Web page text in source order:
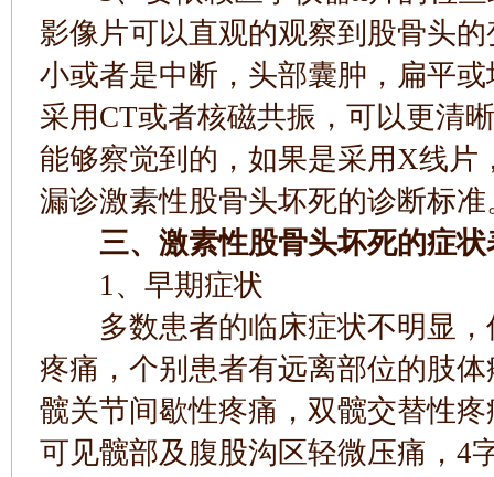
影像片可以直观的观察到股骨头
小或者是中断，头部囊肿，扁平
采用CT或者核磁共振，可以更清
能够察觉到的，如果是采用X线片
漏诊激素性股骨头坏死的诊断标准
三、激素性股骨头坏死的症状
1、早期症状
多数患者的临床症状不明显，
疼痛，个别患者有远离部位的肢
髋关节间歇性疼痛，双髋交替性
可见髋部及腹股沟区轻微压痛，4